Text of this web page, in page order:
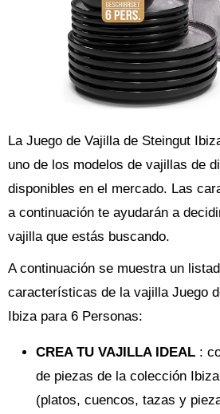
La Juego de Vajilla de Steingut
uno de los modelos de vajillas de
disponibles en el mercado. Las
a continuación te ayudarán a
vajilla que estás buscando.
A continuación se muestra un
características de la vajilla Juego
Ibiza para 6 Personas:
CREA TU VAJILLA IDEAL :
de piezas de la colección
(platos, cuencos, tazas y